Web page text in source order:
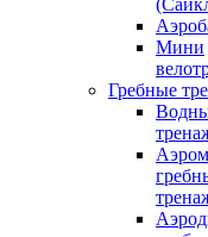
Мини
Гребные